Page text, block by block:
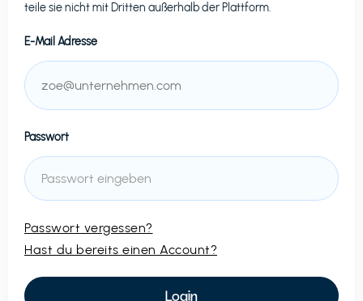
teile sie nicht mit Dritten außerhalb der Plattform.
E-Mail Adresse
Passwort
Passwort vergessen?
Hast du bereits einen Account?